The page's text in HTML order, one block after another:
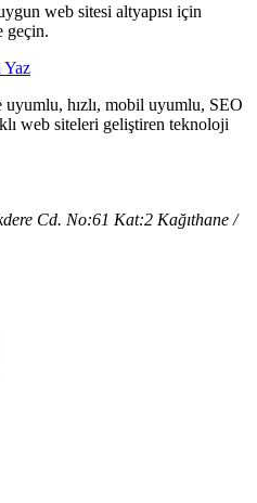
web sitesi altyapısı için
geçin.
Yaz
hızlı, mobil uyumlu, SEO
web siteleri geliştiren teknoloji
Cd. No:61 Kat:2 Kağıthane /